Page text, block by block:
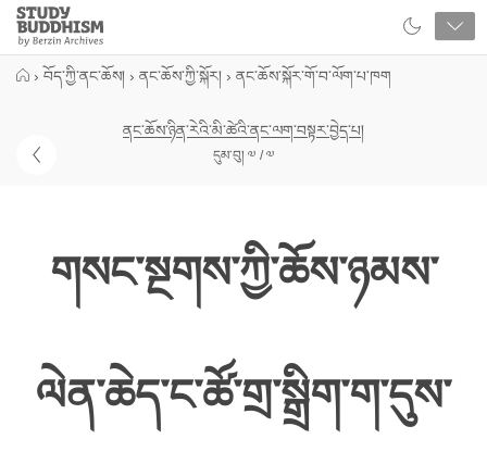
Close
Study
Buddhism
Home
› བོད་ཀྱི་ནང་ཆོས། › ནང་ཆོས་ཀྱི་སྐོར། › ནང་ཆོས་སྐོར་གོ་བ་ལོག་པ་ཁག
ནང་ཆོས་ཉིན་རེའི་མི་ཚེའི་ནང་ལག་བསྟར་བྱེད་པ།
དུམ་བུ། ༧ / ༧
གསང་སྔགས་ཀྱི་ཆོས་ཉམས་
ལེན་ཆེད་ང་ཚོ་གྲ་སྒྲིག་ག་དུས་